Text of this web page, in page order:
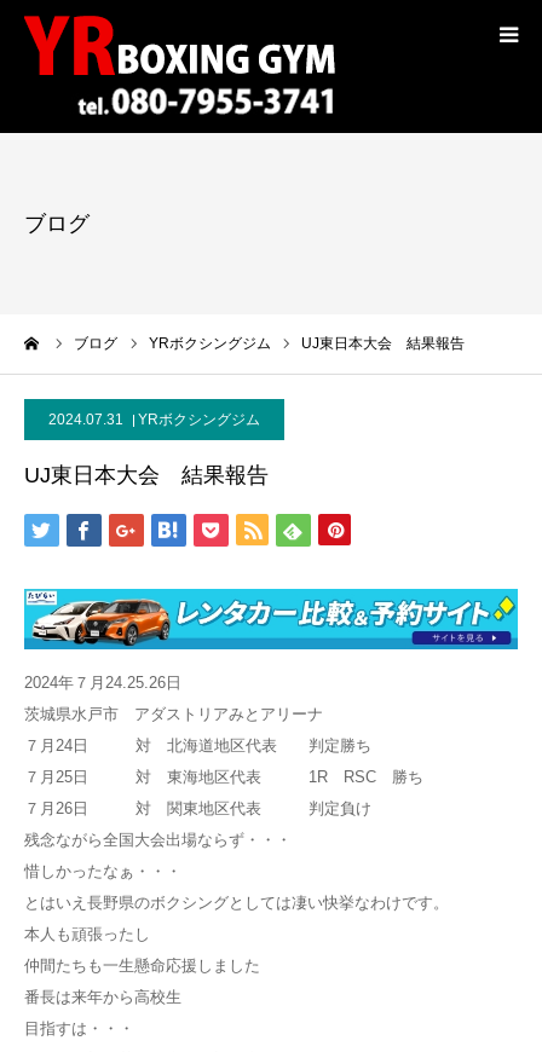
ブログ
ブログ YRボクシングジム UJ東日本大会 結果報告
2024.07.31 YRボクシングジム
UJ東日本大会 結果報告
2024年７月24.25.26日
茨城県水戸市 アダストリアみとアリーナ
７月24日 対 北海道地区代表 判定勝ち
７月25日 対 東海地区代表 1R RSC 勝ち
７月26日 対 関東地区代表 判定負け
残念ながら全国大会出場ならず・・・
惜しかったなぁ・・・
とはいえ長野県のボクシングとしては凄い快挙なわけです。
本人も頑張ったし
仲間たちも一生懸命応援しました
番長は来年から高校生
目指すは・・・
コンセプト
選手紹介
ブログ
アクセス
お問い合わせ